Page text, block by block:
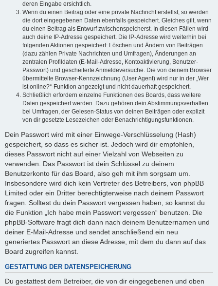
deren Eingabe ersichtlich.
Wenn du einen Beitrag oder eine private Nachricht erstellst, so werden
die dort eingegebenen Daten ebenfalls gespeichert. Gleiches gilt, wenn
du einen Beitrag als Entwurf zwischenspeicherst. In diesen Fällen wird
auch deine IP-Adresse gespeichert. Die IP-Adresse wird weiterhin bei
folgenden Aktionen gespeichert: Löschen und Ändern von Beiträgen
(dazu zählen Private Nachrichten und Umfragen), Änderungen an
zentralen Profildaten (E-Mail-Adresse, Kontoaktivierung, Benutzer-
Passwort) und gescheiterte Anmeldeversuche. Die von deinem Browser
übermittelte Browser-Kennzeichnung (User Agent) wird nur in der „Wer
ist online?“-Funktion angezeigt und nicht dauerhaft gespeichert.
Schließlich erfordern einzelne Funktionen des Boards, dass weitere
Daten gespeichert werden. Dazu gehören dein Abstimmungsverhalten
bei Umfragen, der Gelesen-Status von deinen Beiträgen oder explizit
von dir gesetzte Lesezeichen oder Benachrichtigungsfunktionen.
Dein Passwort wird mit einer Einwege-Verschlüsselung (Hash)
gespeichert, so dass es sicher ist. Jedoch wird dir empfohlen,
dieses Passwort nicht auf einer Vielzahl von Webseiten zu
verwenden. Das Passwort ist dein Schlüssel zu deinem
Benutzerkonto für das Board, also geh mit ihm sorgsam um.
Insbesondere wird dich kein Vertreter des Betreibers, von phpBB
Limited oder ein Dritter berechtigterweise nach deinem Passwort
fragen. Solltest du dein Passwort vergessen haben, so kannst du
die Funktion „Ich habe mein Passwort vergessen“ benutzen. Die
phpBB-Software fragt dich dann nach deinem Benutzernamen und
deiner E-Mail-Adresse und sendet anschließend ein neu
generiertes Passwort an diese Adresse, mit dem du dann auf das
Board zugreifen kannst.
GESTATTUNG DER DATENSPEICHERUNG
Du gestattest dem Betreiber, die von dir eingegebenen und oben